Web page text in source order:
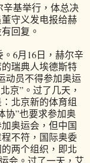
基举行，体总决
守义发电报给赫
回复。
6月16日，赫尔辛
瑞典人埃德斯特
动员不得参加奥运
京”。过了几天，
北京新的体育组
协”也要求参加奥
奥运会，但中国
不符，国际奥委
两个组织，即北
会。过了一天，艾